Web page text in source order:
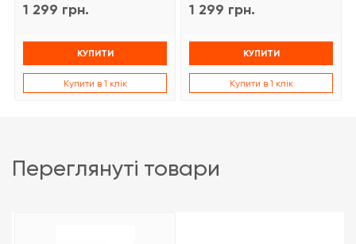
1 299 грн.
КУПИТИ
Купити в 1 клік
1 299 грн.
КУПИТИ
Купити в 1 клік
переглянуті товари